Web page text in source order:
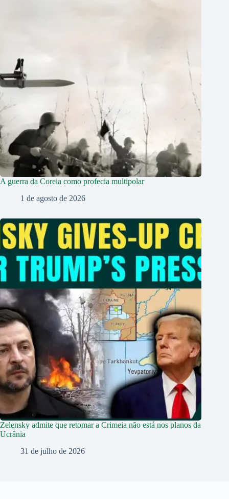
A guerra da Coreia como profecia multipolar
1 de agosto de 2026
Zelensky admite que retomar a Crimeia não está nos planos da
Ucrânia
31 de julho de 2026